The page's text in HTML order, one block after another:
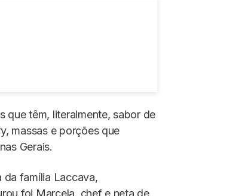
que têm, literalmente, sabor de
massas e porções que
Gerais.
da família Laccava,
foi Marcela, chef e neta de